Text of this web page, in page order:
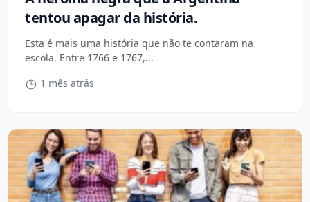
tentou apagar da história.
Esta é mais uma história que não te contaram na
escola. Entre 1766 e 1767,...
1 mês atrás